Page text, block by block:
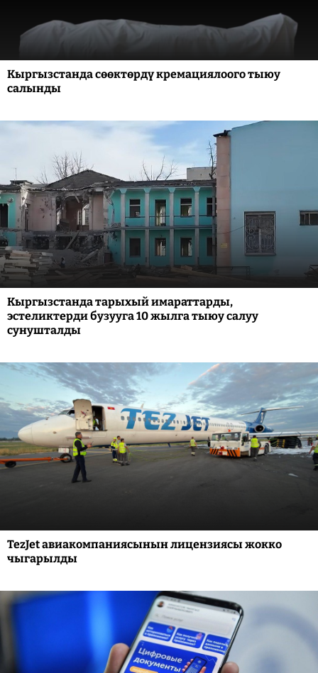
Кыргызстанда сөөктөрдү кремациялоого тыюу
салынды
Кыргызстанда тарыхый имараттарды,
эстеликтерди бузууга 10 жылга тыюу салуу
сунушталды
TezJet авиакомпаниясынын лицензиясы жокко
чыгарылды